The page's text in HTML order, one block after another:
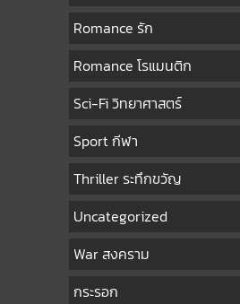
Romance รัก
Romance โรแมนติก
Sci-Fi วิทยาศาสตร์
Sport กีฬา
Thriller ระทึกขวัญ
Uncategorized
War สงคราม
กระรอก